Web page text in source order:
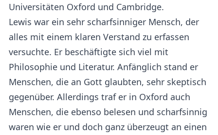
Universitäten Oxford und Cambridge.
Lewis war ein sehr scharfsinniger Mensch, der
alles mit einem klaren Verstand zu erfassen
versuchte. Er beschäftigte sich viel mit
Philosophie und Literatur. Anfänglich stand er
Menschen, die an Gott glaubten, sehr skeptisch
gegenüber. Allerdings traf er in Oxford auch
Menschen, die ebenso belesen und scharfsinnig
waren wie er und doch ganz überzeugt an einen